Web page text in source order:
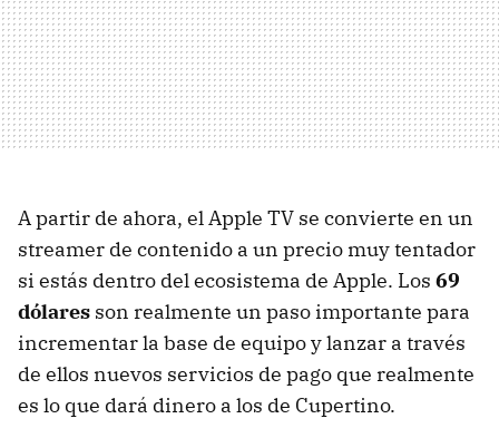
A partir de ahora, el Apple TV se convierte en un
streamer de contenido a un precio muy tentador
si estás dentro del ecosistema de Apple. Los 69
dólares son realmente un paso importante para
incrementar la base de equipo y lanzar a través
de ellos nuevos servicios de pago que realmente
es lo que dará dinero a los de Cupertino.